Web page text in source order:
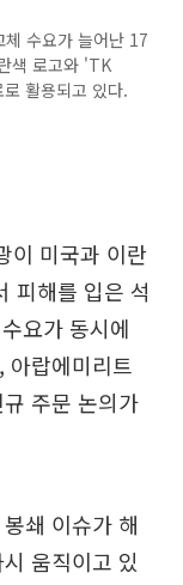
수요가 늘어난 17
색 로고와 'TK
활용되고 있다.
이 미국과 이란
피해를 입은 석
요가 동시에
아랍에미리트
주문 논의가
쇄 이슈가 해
움직이고 있